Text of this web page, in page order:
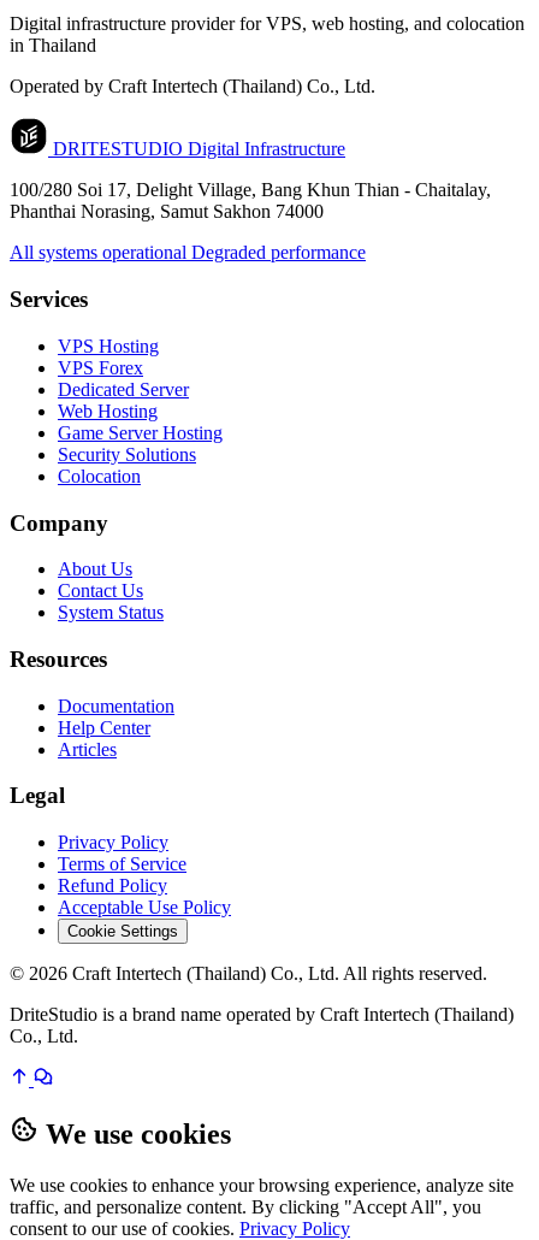
Digital infrastructure provider for VPS, web hosting, and colocation
in Thailand
Operated by Craft Intertech (Thailand) Co., Ltd.
DRITESTUDIO Digital Infrastructure
100/280 Soi 17, Delight Village, Bang Khun Thian - Chaitalay,
Phanthai Norasing, Samut Sakhon 74000
All systems operational Degraded performance
Services
VPS Hosting
VPS Forex
Dedicated Server
Web Hosting
Game Server Hosting
Security Solutions
Colocation
Company
About Us
Contact Us
System Status
Resources
Documentation
Help Center
Articles
Legal
Privacy Policy
Terms of Service
Refund Policy
Acceptable Use Policy
Cookie Settings
© 2026 Craft Intertech (Thailand) Co., Ltd. All rights reserved.
DriteStudio is a brand name operated by Craft Intertech (Thailand)
Co., Ltd.
We use cookies
We use cookies to enhance your browsing experience, analyze site
traffic, and personalize content. By clicking "Accept All", you
consent to our use of cookies. Privacy Policy